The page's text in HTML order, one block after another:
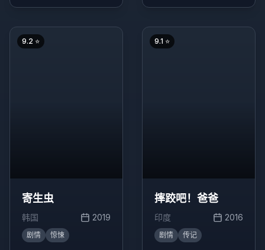
妈，经历了很多磨难的
故事。
9.2 ⭐
寄生虫
韩国 2019
剧情 惊悚
9.1 ⭐
摔跤吧！爸爸
印度 2016
剧情 传记